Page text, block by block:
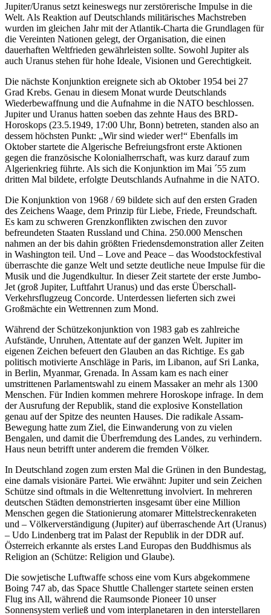
Jupiter/Uranus setzt keineswegs nur zerstörerische Impulse in die
Welt. Als Reaktion auf Deutschlands militärisches Machstreben
wurden im gleichen Jahr mit der Atlantik-Charta die Grundlagen für
die Vereinten Nationen gelegt, der Organisation, die einen
dauerhaften Weltfrieden gewährleisten sollte. Sowohl Jupiter als
auch Uranus stehen für hohe Ideale, Visionen und Gerechtigkeit.
Die nächste Konjunktion ereignete sich ab Oktober 1954 bei 27
Grad Krebs. Genau in diesem Monat wurde Deutschlands
Wiederbewaffnung und die Aufnahme in die NATO beschlossen.
Jupiter und Uranus hatten soeben das zehnte Haus des BRD-
Horoskops (23.5.1949, 17:00 Uhr, Bonn) betreten, standen also an
dessem höchsten Punkt: „Wir sind wieder wer!“ Ebenfalls im
Oktober startete die Algerische Befreiungsfront erste Aktionen
gegen die französische Kolonialherrschaft, was kurz darauf zum
Algerienkrieg führte. Als sich die Konjunktion im Mai ´55 zum
dritten Mal bildete, erfolgte Deutschlands Aufnahme in die NATO.
Die Konjunktion von 1968 / 69 bildete sich auf den ersten Graden
des Zeichens Waage, dem Prinzip für Liebe, Friede, Freundschaft.
Es kam zu schweren Grenzkonflikten zwischen den zuvor
befreundeten Staaten Russland und China. 250.000 Menschen
nahmen an der bis dahin größten Friedensdemonstration aller Zeiten
in Washington teil. Und – Love and Peace – das Woodstockfestival
überraschte die ganze Welt und setzte deutliche neue Impulse für die
Musik und die Jugendkultur. In dieser Zeit startete der erste Jumbo-
Jet (groß Jupiter, Luftfahrt Uranus) und das erste Überschall-
Verkehrsflugzeug Concorde. Unterdessen lieferten sich zwei
Großmächte ein Wettrennen zum Mond.
Während der Schützekonjunktion von 1983 gab es zahlreiche
Aufstände, Unruhen, Attentate auf der ganzen Welt. Jupiter im
eigenen Zeichen befeuert den Glauben an das Richtige. Es gab
politisch motivierte Anschläge in Paris, im Libanon, auf Sri Lanka,
in Berlin, Myanmar, Grenada. In Assam kam es nach einer
umstrittenen Parlamentswahl zu einem Massaker an mehr als 1300
Menschen. Für Indien kommen mehrere Horoskope infrage. In dem
der Ausrufung der Republik, stand die explosive Konstellation
genau auf der Spitze des neunten Hauses. Die radikale Assam-
Bewegung hatte zum Ziel, die Einwanderung von zu vielen
Bengalen, und damit die Überfremdung des Landes, zu verhindern.
Haus neun betrifft unter anderem die fremden Völker.
In Deutschland zogen zum ersten Mal die Grünen in den Bundestag,
eine damals visionäre Partei. Wie erwähnt: Jupiter und sein Zeichen
Schütze sind oftmals in die Weltenrettung involviert. In mehreren
deutschen Städten demonstrierten insgesamt über eine Million
Menschen gegen die Stationierung atomarer Mittelstreckenraketen
und – Völkerverständigung (Jupiter) auf überraschende Art (Uranus)
– Udo Lindenberg trat im Palast der Republik in der DDR auf.
Österreich erkannte als erstes Land Europas den Buddhismus als
Religion an (Schütze: Religion und Glaube).
Die sowjetische Luftwaffe schoss eine vom Kurs abgekommene
Boing 747 ab, das Space Shuttle Challenger startete seinen ersten
Flug ins All, während die Raumsonde Pioneer 10 unser
Sonnensystem verließ und vom interplanetaren in den interstellaren